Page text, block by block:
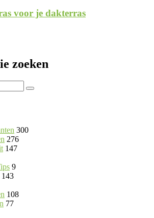
voor je dakterras
zoeken
Search
300
276
147
9
143
108
77